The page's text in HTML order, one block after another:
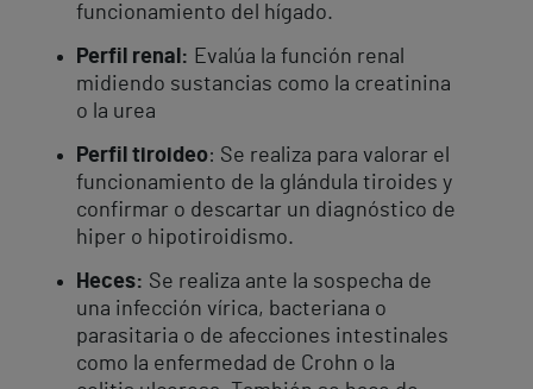
funcionamiento del hígado.
Perfil renal: Evalúa la función renal
midiendo sustancias como la creatinina
o la urea
Perfil tiroideo: Se realiza para valorar el
funcionamiento de la glándula tiroides y
confirmar o descartar un diagnóstico de
hiper o hipotiroidismo.
Heces: Se realiza ante la sospecha de
una infección vírica, bacteriana o
parasitaria o de afecciones intestinales
como la enfermedad de Crohn o la